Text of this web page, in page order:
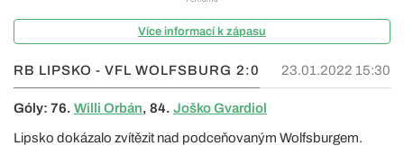
Více informací k zápasu
RB LIPSKO - VFL WOLFSBURG 2:0 23.01.2022 15:30
Góly: 76. Willi Orbán, 84. Joško Gvardiol
Lipsko dokázalo zvítězit nad podceňovaným Wolfsburgem.